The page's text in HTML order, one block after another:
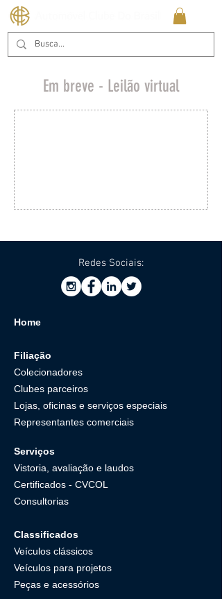
Em breve - Leilão virtual
Redes Sociais:
Home
Filiação
Colecionadores
Clubes parceiros
Lojas, oficinas e serviços especiais
Representantes comerciais
Serviços
Vistoria, avaliação e laudos
Certificados - CVCOL
Consultorias
Classificados
Veículos clássicos
Veículos para projetos
Peças e acessórios